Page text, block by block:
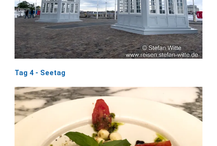
Tag 4 - Seetag